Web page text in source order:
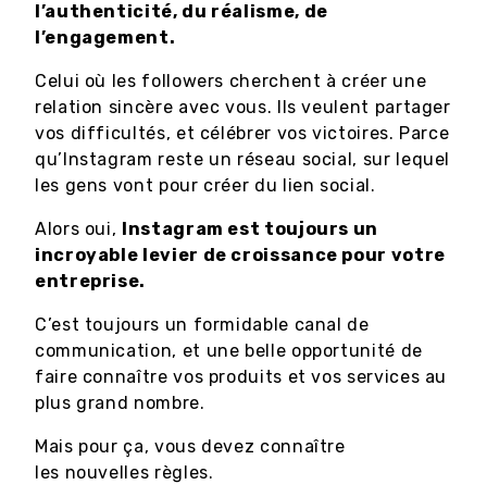
l’authenticité, du réalisme, de
l’engagement.
Celui où les followers cherchent à créer une
relation sincère avec vous. Ils veulent partager
vos difficultés, et célébrer vos victoires. Parce
qu’Instagram reste un réseau social, sur lequel
les gens vont pour créer du lien social.
Alors oui, Instagram est toujours un
incroyable levier de croissance pour votre
entreprise.
C’est toujours un formidable canal de
communication, et une belle opportunité de
faire connaître vos produits et vos services au
plus grand nombre.
Mais pour ça, vous devez connaître
les nouvelles règles.